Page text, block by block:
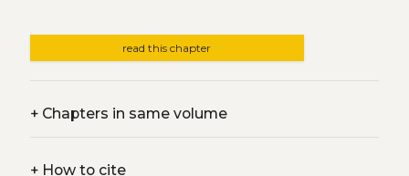
read this chapter
+Chapters in same volume
+How to cite